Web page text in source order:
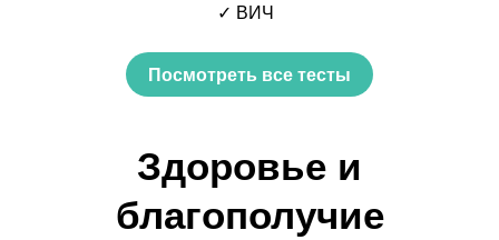
✓ ВИЧ
Посмотреть все тесты
Здоровье и
благополучие